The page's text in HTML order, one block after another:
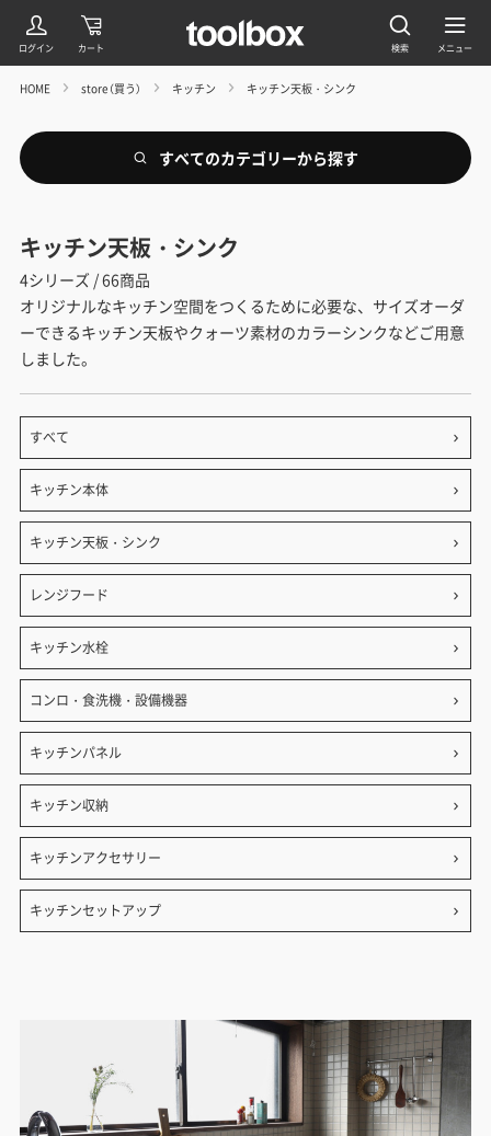
HOME store（買う） キッチン キッチン天板・シンク
すべてのカテゴリーから探す
キッチン天板・シンク
4シリーズ / 66商品
オリジナルなキッチン空間をつくるために必要な、サイズオーダ
ーできるキッチン天板やクォーツ素材のカラーシンクなどご用意
しました。
すべて
キッチン本体
キッチン天板・シンク
レンジフード
キッチン水栓
コンロ・食洗機・設備機器
キッチンパネル
キッチン収納
キッチンアクセサリー
キッチンセットアップ